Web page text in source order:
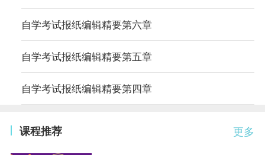
自学考试报纸编辑精要第六章
自学考试报纸编辑精要第五章
自学考试报纸编辑精要第四章
更多
课程推荐